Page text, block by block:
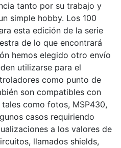
tanto por su trabajo y
simple hobby. Los 100
esta edición de la serie
de lo que encontrará
hemos elegido otro envío
utilizarse para el
como punto de
son compatibles con
como fotos, MSP430,
casos requiriendo
a los valores de
llamados shields,